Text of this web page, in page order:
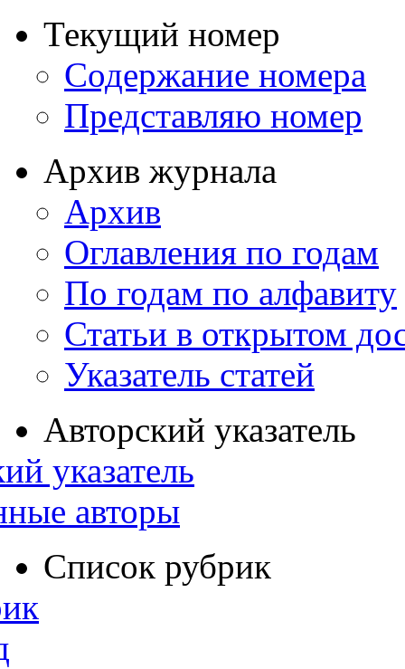
Текущий номер
Содержание номера
Представляю номер
Архив журнала
Архив
Оглавления по годам
По годам по алфавиту
Статьи в открытом
Указатель статей
Авторский указатель
указатель
авторы
Список рубрик